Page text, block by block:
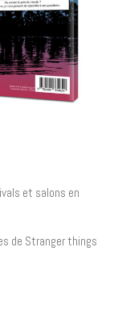
et salons en
de Stranger things